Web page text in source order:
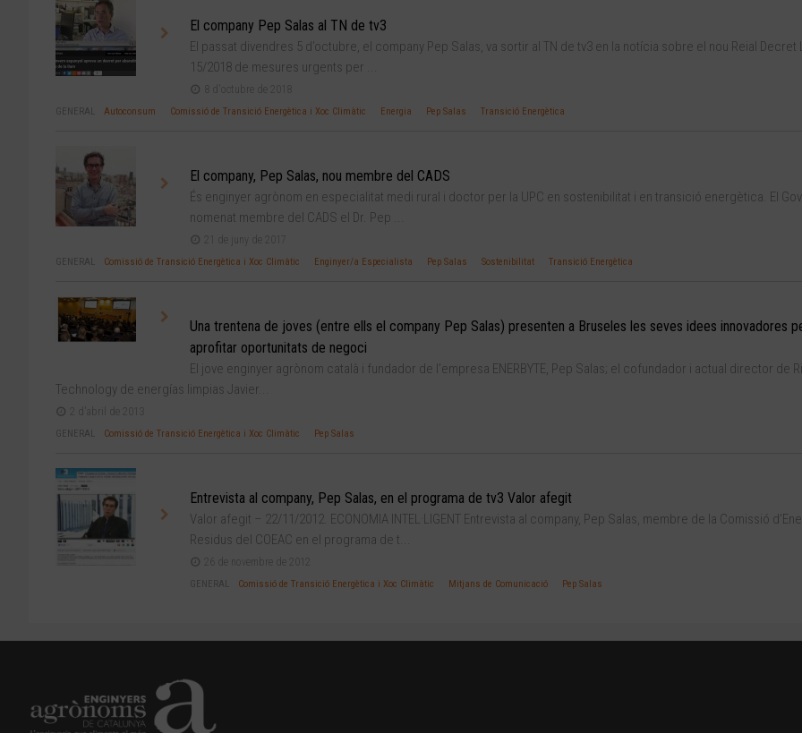
El company Pep Salas al TN de tv3
El passat divendres 5 d’octubre, el company Pep Salas, va sortir al TN de tv3 en la notícia sobre el nou Reial Decret
15/2018 de mesures urgents per ...
8 d'octubre de 2018
GENERAL Autoconsum Comissió de Transició Energètica i Xoc Climàtic Energia Pep Salas Transició Energètica
El company, Pep Salas, nou membre del CADS
És enginyer agrònom en especialitat medi rural i doctor per la UPC en sostenibilitat i en transició energètica. El
nomenat membre del CADS el Dr. Pep ...
21 de juny de 2017
GENERAL Comissió de Transició Energètica i Xoc Climàtic Enginyer/a Especialista Pep Salas Sostenibilitat Transició Energètica
Una trentena de joves (entre ells el company Pep Salas) presenten a Bruseles les seves idees innovadores
aprofitar oportunitats de negoci
El jove enginyer agrònom català i fundador de l’empresa ENERBYTE, Pep Salas; el cofundador i actual director de
Technology de energías limpias Javier...
2 d'abril de 2013
GENERAL Comissió de Transició Energètica i Xoc Climàtic Pep Salas
Entrevista al company, Pep Salas, en el programa de tv3 Valor afegit
Valor afegit – 22/11/2012. ECONOMIA INTEL·LIGENT Entrevista al company, Pep Salas, membre de la Comissió
Residus del COEAC en el programa de t...
26 de novembre de 2012
GENERAL Comissió de Transició Energètica i Xoc Climàtic Mitjans de Comunicació Pep Salas